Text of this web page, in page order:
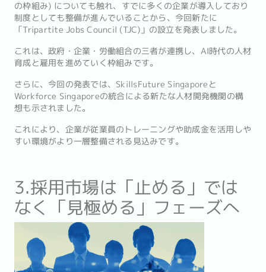
の枠組み) についても触れ、すでに多くの企業が導入しており
制度としても整備が進んでいることから、今回新たに
「Tripartite Jobs Council (TJC)」の設立を発表しました。
これは、政府・企業・労働組合の三者が連携し、AI時代の人材
育成と雇用を進めていく枠組みです。
さらに、今回の発表では、SkillsFuture Singaporeと
Workforce Singaporeの統合による新たな人材開発機関の構
想も示されました。
これにより、企業が従業員のトレーニングや助成金を活用しや
すい環境がより一層整備される見込みです。
3.採用市場は「止める」では
なく「見極める」フェーズへ